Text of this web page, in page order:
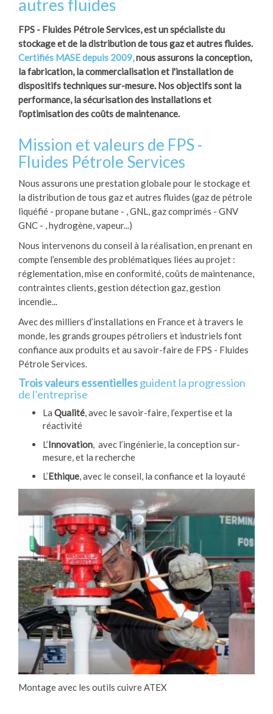
autres fluides
FPS - Fluides Pétrole Services, est un spécialiste du
stockage et de la distribution de tous gaz et autres fluides.
Certifiés MASE depuis 2009,nous assurons la conception,
la fabrication, la commercialisation et l'installation de
dispositifs techniques sur-mesure. Nos objectifs sont la
performance, la sécurisation des installations et
l'optimisation des coûts de maintenance.
Mission et valeurs de FPS -
Fluides Pétrole Services
Nous assurons une prestation globale pour le stockage et
la distribution de tous gaz et autres fluides (gaz de pétrole
liquéfié - propane butane - , GNL, gaz comprimés - GNV
GNC - , hydrogène, vapeur...)
Nous intervenons du conseil à la réalisation, en prenant en
compte l’ensemble des problématiques liées au projet :
réglementation, mise en conformité, coûts de maintenance,
contraintes clients, gestion détection gaz, gestion
incendie...
Avec des milliers d’installations en France et à travers le
monde, les grands groupes pétroliers et industriels font
confiance aux produits et au savoir-faire de FPS - Fluides
Pétrole Services.
Trois valeurs essentiellesguident la progression
de l’entreprise
La Qualité, avec le savoir-faire, l’expertise et la
réactivité
L’Innovation, avec l’ingénierie, la conception sur-
mesure, et la recherche
L’Ethique, avec le conseil, la confiance et la loyauté
Montage avec les outils cuivre ATEX